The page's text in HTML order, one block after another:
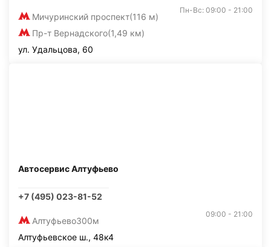
Мичуринский проспект(116 м)
Пр-т Вернадского(1,49 км)
Пн-Вс: 09:00 - 21:00
ул. Удальцова, 60
Автосервис Алтуфьево
+7 (495) 023-81-52
Алтуфьево300м
09:00 - 21:00
Алтуфьевское ш., 48к4